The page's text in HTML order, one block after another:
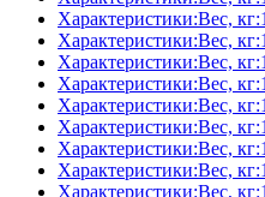
Характеристики:Вес,
Характеристики:Вес,
Характеристики:Вес,
Характеристики:Вес,
Характеристики:Вес,
Характеристики:Вес,
Характеристики:Вес,
Характеристики:Вес,
Характеристики:Вес,